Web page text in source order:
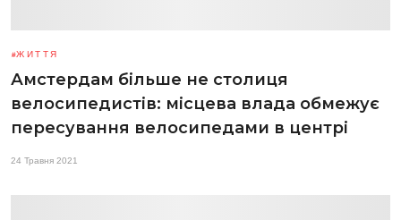
ЖИТТЯ
Амстердам більше не столиця
велосипедистів: місцева влада обмежує
пересування велосипедами в центрі
24 Травня 2021